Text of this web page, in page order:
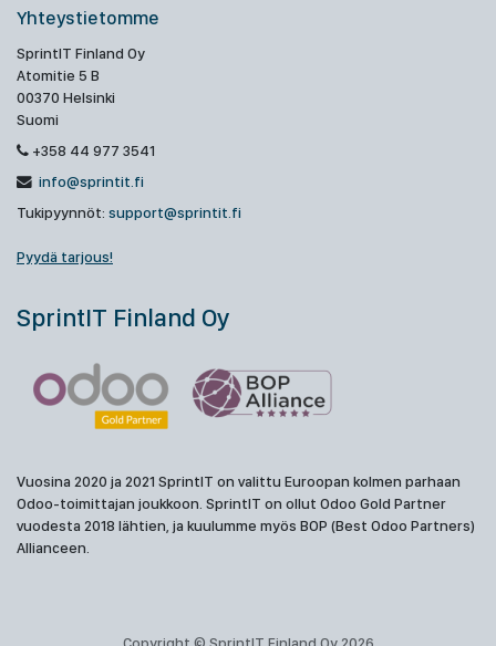
Yhteystietomme
SprintIT Finland Oy
Atomitie 5 B
00370 Helsinki
Suomi
+358 44 977 3541
info@sprintit.fi
Tukipyynnöt: support@sprintit.fi
Pyydä tarjous!
SprintIT Finland Oy
Vuosina 2020 ja 2021 SprintIT on valittu Euroopan kolmen parhaan
Odoo-toimittajan joukkoon. SprintIT on ollut Odoo Gold Partner
vuodesta 2018 lähtien, ja kuulumme myös BOP (Best Odoo Partners)
Allianceen.
Copyright © SprintIT Finland Oy 2026